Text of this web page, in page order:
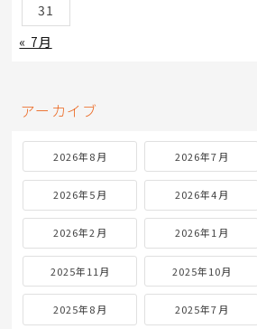
31
« 7月
アーカイブ
2026年8月 2026年7月
2026年5月 2026年4月
2026年2月 2026年1月
2025年11月 2025年10月
2025年8月 2025年7月